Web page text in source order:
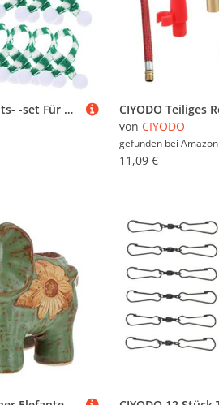
CIYODO Weihnachts- -set Für Weinflaschen 10 Stück Bären-schals Hüte Festliche Dekoration
von CIYODO
gefunden bei Amazon
11,09 €